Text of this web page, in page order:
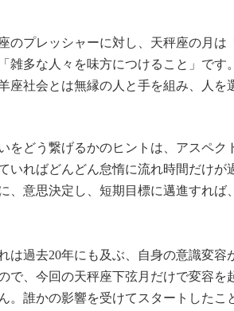
のプレッシャーに対し、天秤座の月
雑多な人々を味方につけること」で
座社会とは無縁の人と手を組み、人
をどう繋げるかのヒントは、アスペ
いればどんどん怠惰に流れ時間だけ
、意思決定し、短期目標に邁進すれば
は過去20年にも及ぶ、自身の意識変
で、今回の天秤座下弦月だけで変容
。誰かの影響を受けてスタートした